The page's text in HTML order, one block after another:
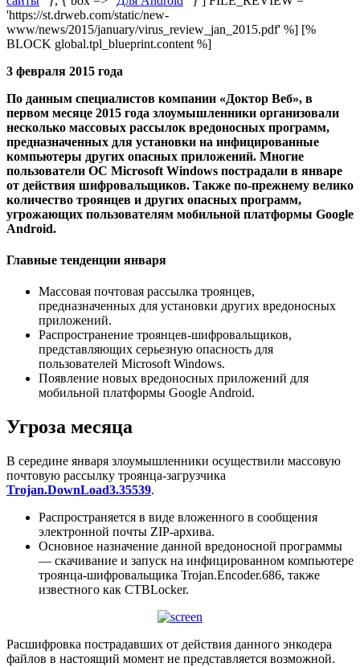
'https://st.drweb.com/static/new-
www/news/2015/january/virus_review_jan_2015.pdf' %] [%
BLOCK global.tpl_blueprint.content %]
3 февраля 2015 года
По данным специалистов компании «Доктор Веб», в
первом месяце 2015 года злоумышленники организовали
несколько массовых рассылок вредоносных программ,
предназначенных для установки на инфицированные
компьютеры других опасных приложений. Многие
пользователи ОС Microsoft Windows пострадали в январе
от действия шифровальщиков. Также по-прежнему велико
количество троянцев и других опасных программ,
угрожающих пользователям мобильной платформы Google
Android.
Главные тенденции января
Массовая почтовая рассылка троянцев,
предназначенных для установки других вредоносных
приложений.
Распространение троянцев-шифровальщиков,
представляющих серьезную опасность для
пользователей Microsoft Windows.
Появление новых вредоносных приложений для
мобильной платформы Google Android.
Угроза месяца
В середине января злоумышленники осуществили массовую
почтовую рассылку троянца-загрузчика
Trojan.DownLoad3.35539.
Распространяется в виде вложенного в сообщения
электронной почты ZIP-архива.
Основное назначение данной вредоносной программы
— скачивание и запуск на инфицированном компьютере
троянца-шифровальщика Trojan.Encoder.686, также
известного как CTBLocker.
Расшифровка пострадавших от действия данного энкодера
файлов в настоящий момент не представляется возможной.